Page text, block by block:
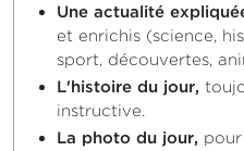
Une actualité
et enrichis (science,
sport, découvertes,
L'histoire du jour,
instructive.
La photo du jour,